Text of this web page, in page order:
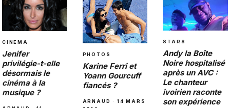
CINEMA
Jenifer
privilégie-t-elle
désormais le
cinéma à la
musique ?
PHOTOS
Karine Ferri et
Yoann Gourcuff
fiancés ?
ARNAUD · 14 MARS
STARS
Andy la Boîte
Noire hospitalisé
après un AVC :
Le chanteur
ivoirien raconte
son expérience